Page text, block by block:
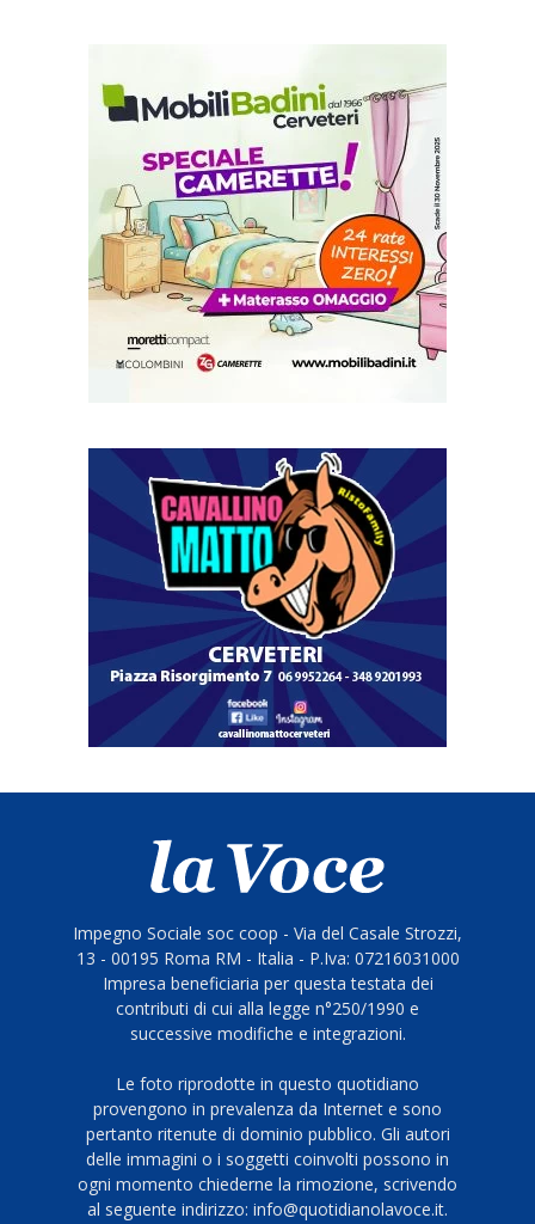
Impegno Sociale soc coop - Via del Casale Strozzi,
13 - 00195 Roma RM - Italia - P.Iva: 07216031000
Impresa beneficiaria per questa testata dei
contributi di cui alla legge n°250/1990 e
successive modifiche e integrazioni.
Le foto riprodotte in questo quotidiano
provengono in prevalenza da Internet e sono
pertanto ritenute di dominio pubblico. Gli autori
delle immagini o i soggetti coinvolti possono in
ogni momento chiederne la rimozione, scrivendo
al seguente indirizzo: info@quotidianolavoce.it.